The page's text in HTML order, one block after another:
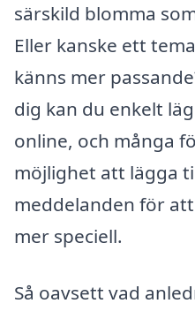
särskild blomma
Eller kanske ett
känns mer
dig kan du enkelt
online, och många
möjlighet att lägga
meddelanden för
mer speciell.
Så oavsett vad